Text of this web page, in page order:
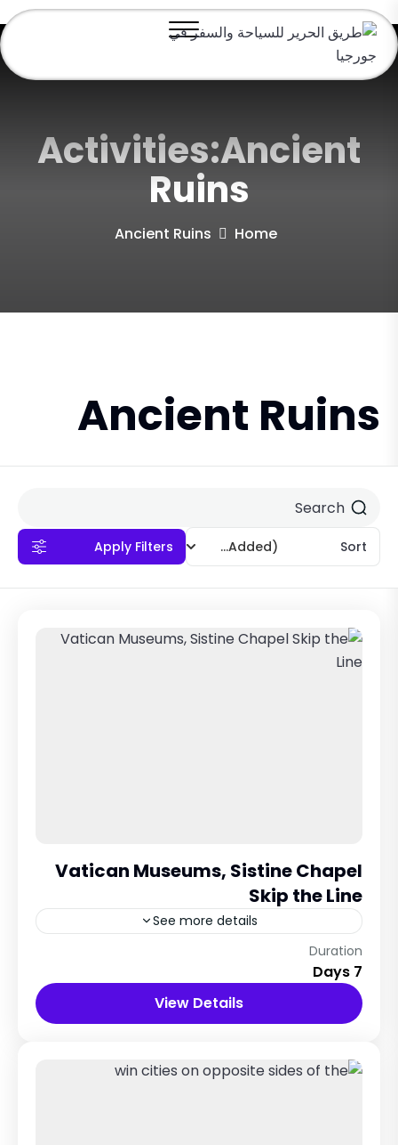
Activities:Ancient
Ruins
Home
Ancient Ruins
Ancient Ruins
Sort
(Recently Added)
Apply Filters
Vatican Museums, Sistine Chapel
Skip the Line
See more details
Rome City, Italy
12 People
Duration
7 Days
View Details